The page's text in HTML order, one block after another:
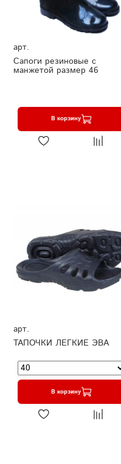
арт.
Сапоги резиновые с
манжетой размер 46
В корзину
арт.
ТАПОЧКИ ЛЕГКИЕ ЭВА
В корзину